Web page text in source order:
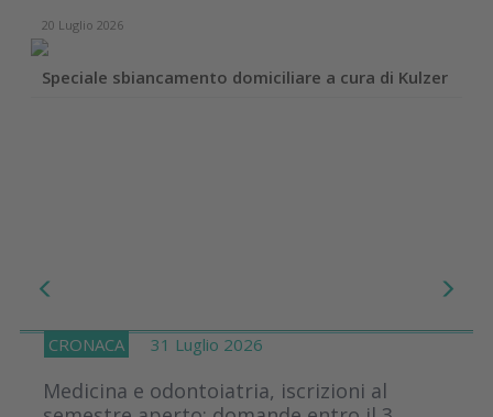
20 Luglio 2026
Speciale sbiancamento domiciliare a cura di Kulzer
CRONACA 31 Luglio 2026
Medicina e odontoiatria, iscrizioni al